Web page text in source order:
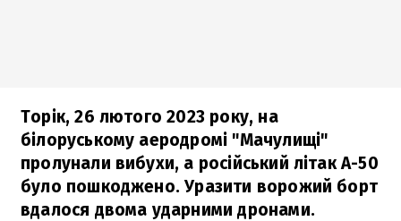
Торік, 26 лютого 2023 року, на
білоруському аеродромі "Мачулищі"
пролунали вибухи, а російський літак А-50
було пошкоджено. Уразити ворожий борт
вдалося двома ударними дронами.